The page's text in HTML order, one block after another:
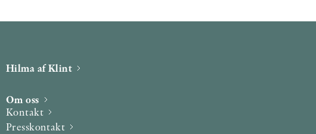
Hilma af Klint
Om oss
Kontakt
Presskontakt